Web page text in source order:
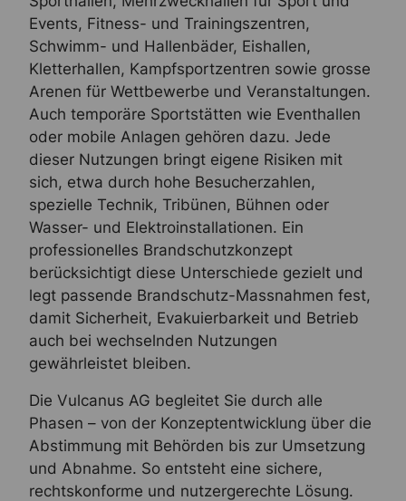
Events, Fitness- und Trainingszentren,
Schwimm- und Hallenbäder, Eishallen,
Kletterhallen, Kampfsportzentren sowie grosse
Arenen für Wettbewerbe und Veranstaltungen.
Auch temporäre Sportstätten wie Eventhallen
oder mobile Anlagen gehören dazu. Jede
dieser Nutzungen bringt eigene Risiken mit
sich, etwa durch hohe Besucherzahlen,
spezielle Technik, Tribünen, Bühnen oder
Wasser- und Elektroinstallationen. Ein
professionelles Brandschutzkonzept
berücksichtigt diese Unterschiede gezielt und
legt passende Brandschutz-Massnahmen fest,
damit Sicherheit, Evakuierbarkeit und Betrieb
auch bei wechselnden Nutzungen
gewährleistet bleiben.
Die Vulcanus AG begleitet Sie durch alle
Phasen – von der Konzeptentwicklung über die
Abstimmung mit Behörden bis zur Umsetzung
und Abnahme. So entsteht eine sichere,
rechtskonforme und nutzergerechte Lösung.